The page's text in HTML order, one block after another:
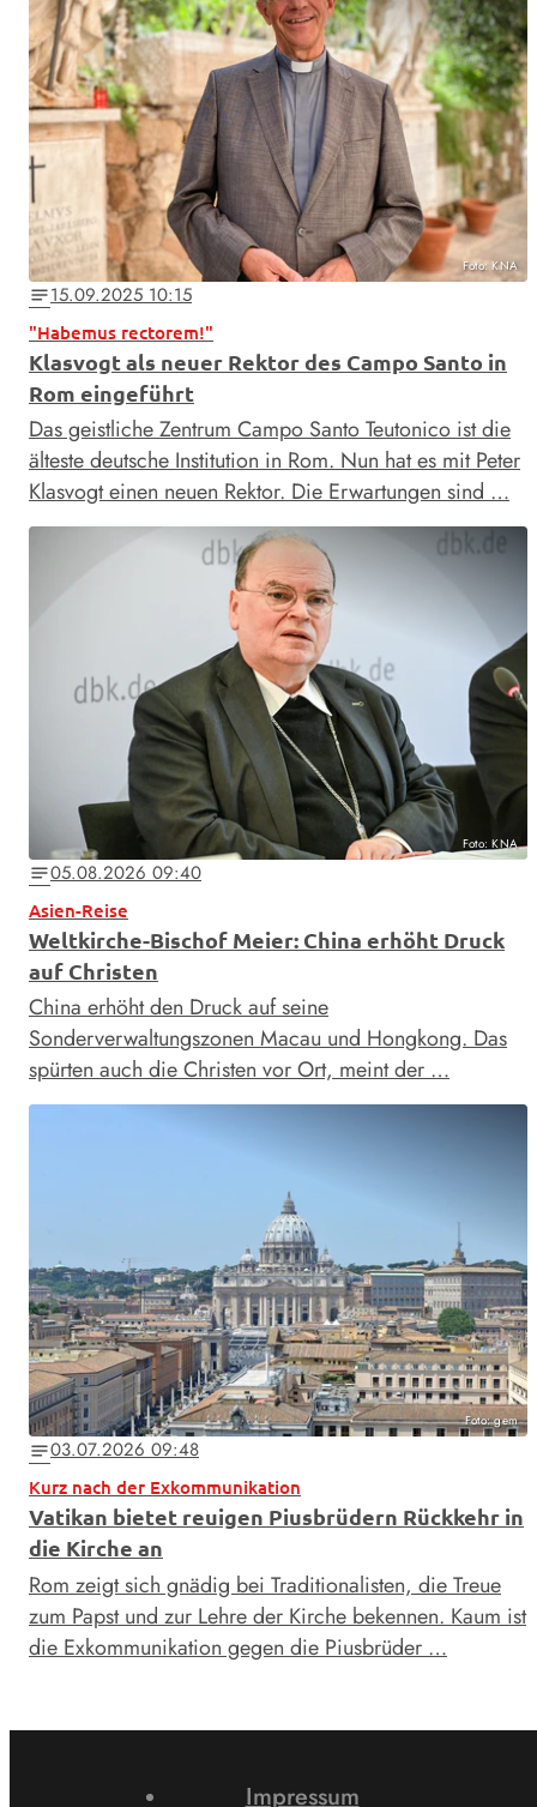
Foto: KNA
notes15.09.2025 10:15
"Habemus rectorem!"
Klasvogt als neuer Rektor des Campo Santo in
Rom eingeführt
Das geistliche Zentrum Campo Santo Teutonico ist die
älteste deutsche Institution in Rom. Nun hat es mit Peter
Klasvogt einen neuen Rektor. Die Erwartungen sind …
Foto: KNA
notes05.08.2026 09:40
Asien-Reise
Weltkirche-Bischof Meier: China erhöht Druck
auf Christen
China erhöht den Druck auf seine
Sonderverwaltungszonen Macau und Hongkong. Das
spürten auch die Christen vor Ort, meint der …
Foto: gem
notes03.07.2026 09:48
Kurz nach der Exkommunikation
Vatikan bietet reuigen Piusbrüdern Rückkehr in
die Kirche an
Rom zeigt sich gnädig bei Traditionalisten, die Treue
zum Papst und zur Lehre der Kirche bekennen. Kaum ist
die Exkommunikation gegen die Piusbrüder …
Impressum